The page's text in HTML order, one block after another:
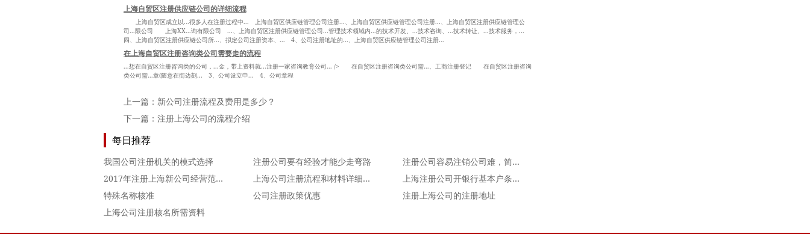
上海自贸区注册供应链公司的详细流程
上海自贸区成立以...很多人在注册过程中... 上海自贸区供应链管理公司注册...、上海自贸区供应链管理公司注册...、上海自贸区注册供应链管理公
司...限公司 上海XX...询有限公司 ...、上海自贸区注册供应链管理公司...管理技术领域内...的技术开发、...技术咨询、...技术转让、...技术服务，...
四、上海自贸区注册供应链公司所...、拟定公司注册资本、... 4、公司注册地址的...、上海自贸区供应链管理公司注册...
在上海自贸区注册咨询类公司需要走的流程
...想在自贸区注册咨询类的公司，...金，带上资料就...注册一家咨询教育公司... /> 在自贸区注册咨询类公司需...、工商注册登记 在自贸区注册咨询
类公司需...章(随意在街边刻... 3、公司设立申... 4、公司章程
上一篇： 新公司注册流程及费用是多少？
下一篇： 注册上海公司的流程介绍
每日推荐
我国公司注册机关的模式选择 注册公司要有经验才能少走弯路
注册公司容易注销公司难，简述公司注销时间
2017年注册上海新公司经营范围填写攻略大全！！
上海公司注册流程和材料详细介绍
上海注册公司开银行基本户条件费用是什么？
特殊名称核准
公司注册政策优惠
注册上海公司的注册地址
上海公司注册核名所需资料